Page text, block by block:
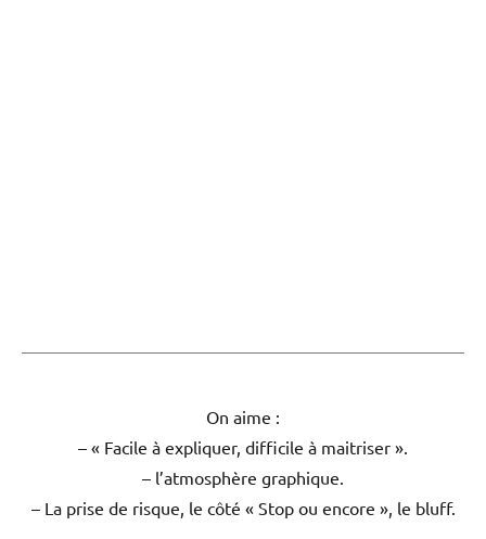
On aime :
– « Facile à expliquer, difficile à maitriser ».
– l’atmosphère graphique.
– La prise de risque, le côté « Stop ou encore », le bluff.